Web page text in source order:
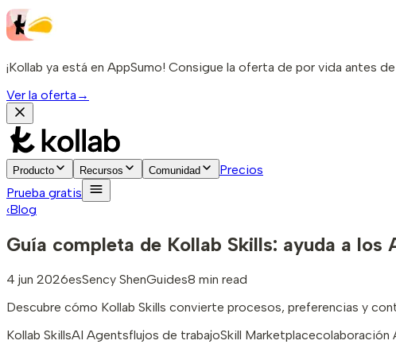
¡Kollab ya está en AppSumo! Consigue la oferta de por vida antes
Ver la oferta →
Producto Recursos Comunidad
Precios
Prueba gratis
‹Blog
Guía completa de Kollab Skills: ayuda a
4 jun 2026esSency ShenGuides8 min read
Descubre cómo Kollab Skills convierte procesos, preferencias y
Kollab SkillsAI Agentsflujos de trabajoSkill Marketplacecolaboración